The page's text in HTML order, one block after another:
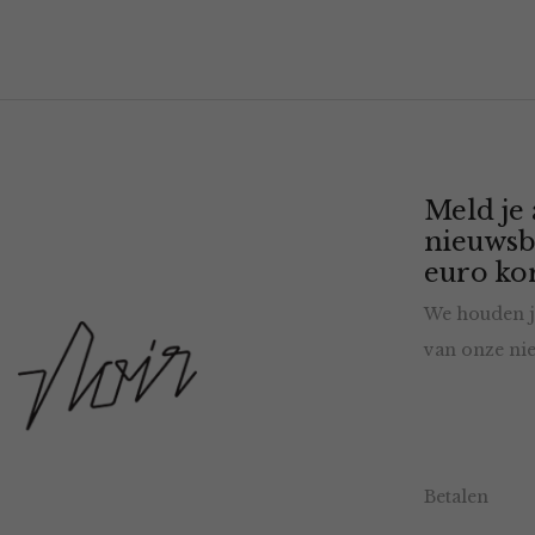
Meld je
euro
We houden
van onze
Betalen